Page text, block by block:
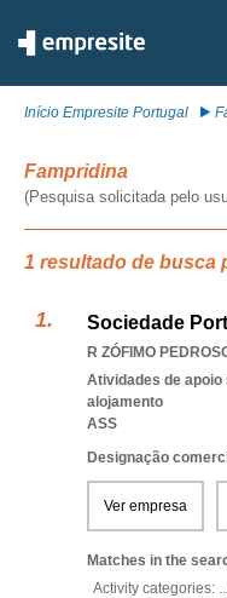
Início Empresite Portugal
Fampridina
(Pesquisa solicitada pelo
1 resultado de busca
Sociedade
R ZÓFIMO
Atividades de
alojamento
ASS
Designação
Ver empresa
Matches in the
Activity categories: